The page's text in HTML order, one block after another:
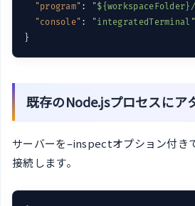
"program" :
"console" :
"integratedTerminal"
既存のNode.jsプロセスにア
サーバーを–inspectオプション付き
接続します。